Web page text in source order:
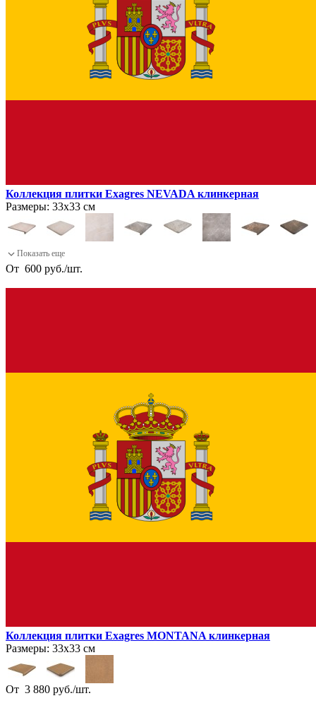
Коллекция плитки Exagres NEVADA клинкерная
Размеры: 33х33 см
От 600 руб./шт.
Коллекция плитки Exagres MONTANA клинкерная
Размеры: 33х33 см
От 3 880 руб./шт.